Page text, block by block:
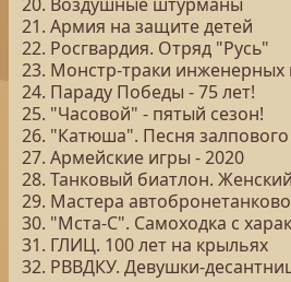
21. Армия на защите детей
22. Росгвардия. Отряд "Русь"
23. Монстр-траки инженерных
24. Параду Победы - 75 лет!
25. "Часовой" - пятый сезон!
26. "Катюша". Песня залпового
27. Армейские игры - 2020
28. Танковый биатлон.
29. Мастера
30. "Мста-С". Самоходка с
31. ГЛИЦ. 100 лет на крыльях
32. РВВДКУ. Девушки-